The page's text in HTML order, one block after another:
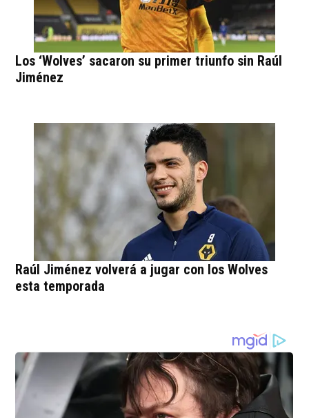
Los ‘Wolves’ sacaron su primer triunfo sin Raúl
Jiménez
Raúl Jiménez volverá a jugar con los Wolves
esta temporada